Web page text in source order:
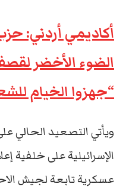
أكاديمي أردني:
الضوء الأخضر
“جهزوا الخيام
ويأتي التصعيد الحالي
الإسرائيلية على خلفية
عسكرية تابعة لجيش